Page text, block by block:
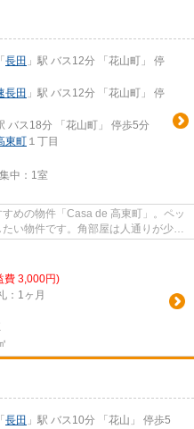
「 長田 」駅 バス12分 「花山町」 停
長田 」駅 バス12分 「花山町」 停
バス18分 「花山町」 停歩5分
東町 １丁目
中： 1室
めの物件「Casa de 高東町」。ペッ
い物件です。角部屋は人通りが少な
費 3,000円)
：1ヶ月
「 長田 」駅 バス10分 「花山」 停歩5